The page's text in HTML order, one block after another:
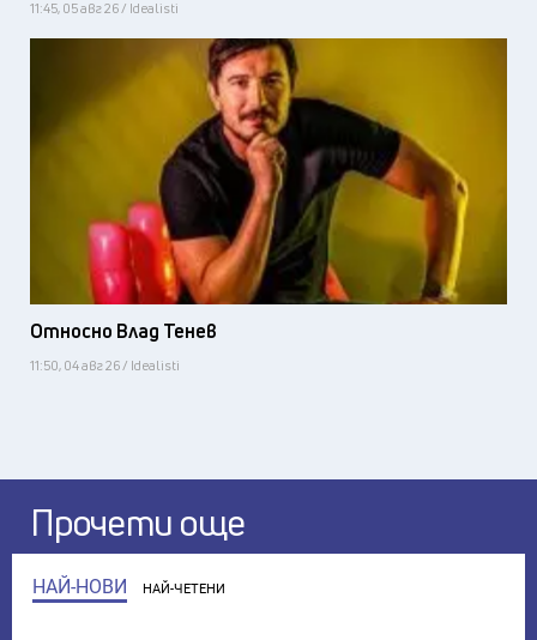
11:45, 05 авг 26 / Idealisti
Относно Влад Тенев
11:50, 04 авг 26 / Idealisti
Прочети още
НАЙ-НОВИ НАЙ-ЧЕТЕНИ